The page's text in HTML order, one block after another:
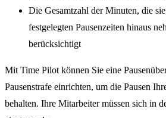
Die Gesamtzahl der Minuten, die
festgelegten Pausenzeiten hinaus
berücksichtigt
Mit Time Pilot können Sie eine
Pausenstrafe einrichten, um die Pausen
behalten. Ihre Mitarbeiter müssen sich in